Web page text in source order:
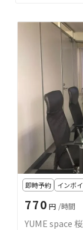
即時予約 インボ
770 円 /時間
YUME space